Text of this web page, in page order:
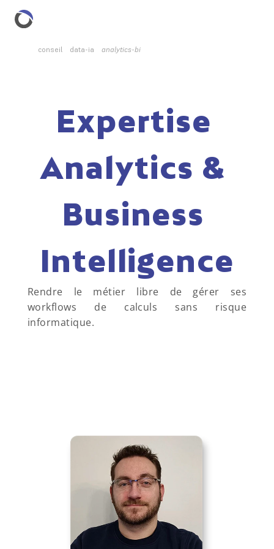
conseil data-ia analytics-bi
Expertise
Analytics &
Business
Intelligence
Rendre le métier libre de gérer ses
workflows de calculs sans risque
informatique.